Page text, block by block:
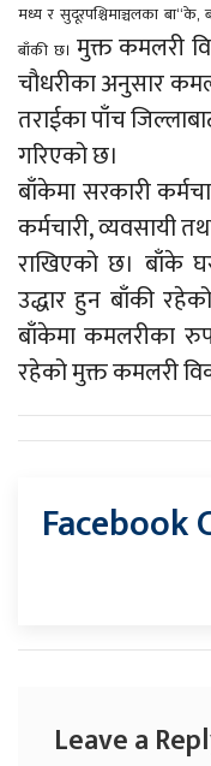
मध्य र सुदूरपश्चिमाञ्चलका बा“के,
बाँकी छ। मुक्त कमलरी
चौधरीका अनुसार
तराईका पाँच
गरिएको छ।
बाँकेमा सरकारी
कर्मचारी, व्यवसायी
राखिएको छ। बाँके
उद्धार हुन बाँकी
बाँकेमा कमलरीका
रहेको मुक्त कमलरी
Facebook
Leave a